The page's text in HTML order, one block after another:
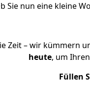
Sie nun eine kleine
Zeit – wir kümmern
heute, um
Füllen